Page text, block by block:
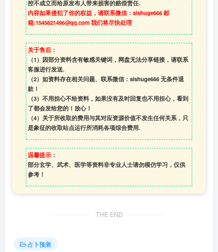
控不成立而给原发布人带来损害的赔偿责任.
内容如果侵犯了你的权益，请联系微信：sishuge666 邮
箱:1545621496@qq.com 我们将尽快处理
关于售后：
（1）因部分资料含有敏感关键词，网盘无法分享链接，请联系
客服进行发送.
（2）如资料存在相关问题、联系微信：sishuge666 无条件退
款！
（3） 不用担心不给资料，如果没有及时回复也不用担心，看到
了都会发给您的！放心！
（4） 关于所收取的费用与其对应资源价值不发生任何关系，只
是象征的收取站点运行所消耗各项综合费用.
温馨提示：
部分玄学、武术、医学等资料非专业人士请勿模仿学习，仅供
参考！
THE END
占卜预测